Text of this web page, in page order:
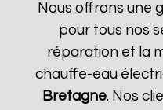
Nous offrons une
pour tous nos
réparation et la
chauffe-eau
Bretagne. Nos